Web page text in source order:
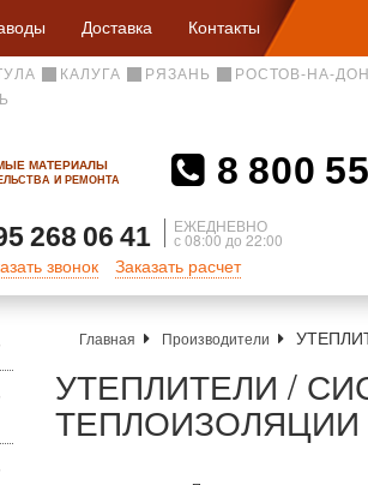
Доставка Контакты
КАЛУГА РЯЗАНЬ РОСТОВ-НА-
МАТЕРИАЛЫ
И РЕМОНТА 8 800
268 06 41 ЕЖЕДНЕВНО
с 08:00 до 22:00
звонок Заказать расчет
Главная Производители
УТЕПЛИТЕЛИ /
ТЕПЛОИЗОЛЯЦИИ